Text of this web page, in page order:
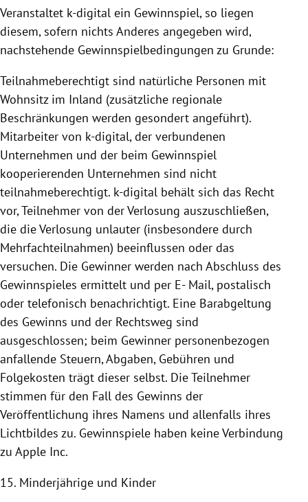
Veranstaltet k-digital ein Gewinnspiel, so liegen
diesem, sofern nichts Anderes angegeben wird,
nachstehende Gewinnspielbedingungen zu Grunde:
Teilnahmeberechtigt sind natürliche Personen mit
Wohnsitz im Inland (zusätzliche regionale
Beschränkungen werden gesondert angeführt).
Mitarbeiter von k-digital, der verbundenen
Unternehmen und der beim Gewinnspiel
kooperierenden Unternehmen sind nicht
teilnahmeberechtigt. k-digital behält sich das Recht
vor, Teilnehmer von der Verlosung auszuschließen,
die die Verlosung unlauter (insbesondere durch
Mehrfachteilnahmen) beeinflussen oder das
versuchen. Die Gewinner werden nach Abschluss des
Gewinnspieles ermittelt und per E- Mail, postalisch
oder telefonisch benachrichtigt. Eine Barabgeltung
des Gewinns und der Rechtsweg sind
ausgeschlossen; beim Gewinner personenbezogen
anfallende Steuern, Abgaben, Gebühren und
Folgekosten trägt dieser selbst. Die Teilnehmer
stimmen für den Fall des Gewinns der
Veröffentlichung ihres Namens und allenfalls ihres
Lichtbildes zu. Gewinnspiele haben keine Verbindung
zu Apple Inc.
15. Minderjährige und Kinder